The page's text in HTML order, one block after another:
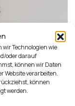
wir Technologien wie
oder darauf
können wir Daten
Website verarbeiten.
können
werden.